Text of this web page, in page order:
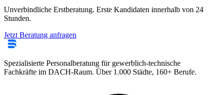
Unverbindliche Erstberatung. Erste Kandidaten innerhalb von 24
Stunden.
Jetzt Beratung anfragen
Spezialisierte Personalberatung für gewerblich-technische
Fachkräfte im DACH-Raum. Über 1.000 Städte, 160+ Berufe.